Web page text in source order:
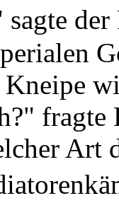
der
fragte
Art